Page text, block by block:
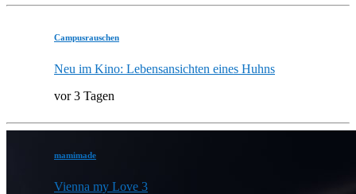
Campusrauschen
Neu im Kino: Lebensansichten eines Huhns
vor 3 Tagen
mamimade
Vienna my Love 3